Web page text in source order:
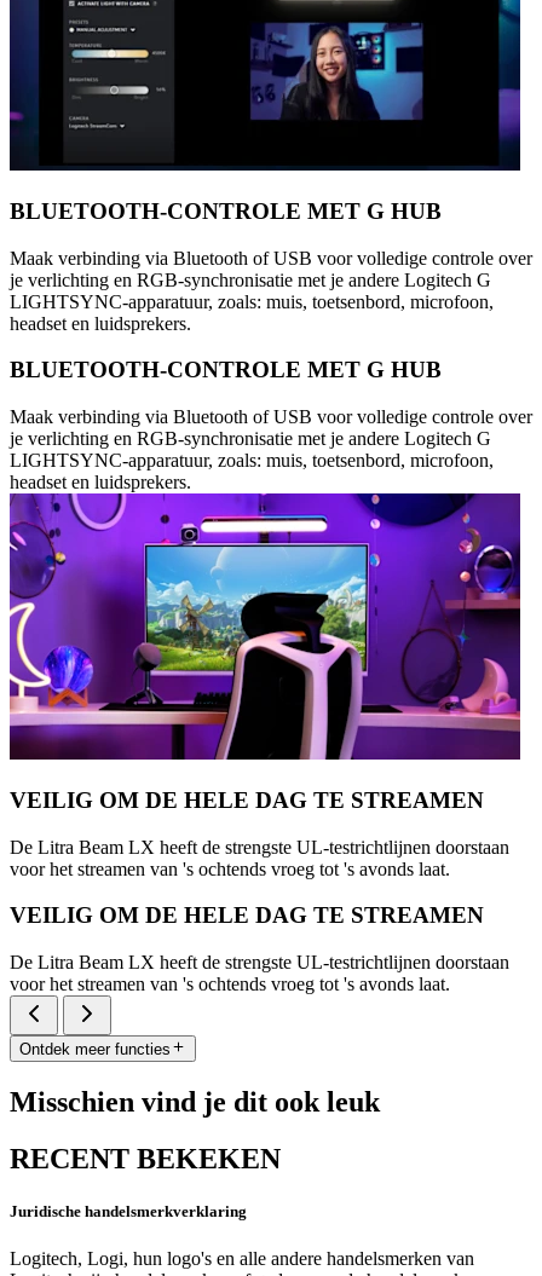
BLUETOOTH-CONTROLE MET G HUB
Maak verbinding via Bluetooth of USB voor volledige controle over
je verlichting en RGB-synchronisatie met je andere Logitech G
LIGHTSYNC-apparatuur, zoals: muis, toetsenbord, microfoon,
headset en luidsprekers.
BLUETOOTH-CONTROLE MET G HUB
Maak verbinding via Bluetooth of USB voor volledige controle over
je verlichting en RGB-synchronisatie met je andere Logitech G
LIGHTSYNC-apparatuur, zoals: muis, toetsenbord, microfoon,
headset en luidsprekers.
VEILIG OM DE HELE DAG TE STREAMEN
De Litra Beam LX heeft de strengste UL-testrichtlijnen doorstaan
voor het streamen van 's ochtends vroeg tot 's avonds laat.
VEILIG OM DE HELE DAG TE STREAMEN
De Litra Beam LX heeft de strengste UL-testrichtlijnen doorstaan
voor het streamen van 's ochtends vroeg tot 's avonds laat.
Ontdek meer functies
Misschien vind je dit ook leuk
RECENT BEKEKEN
Juridische handelsmerkverklaring
Logitech, Logi, hun logo's en alle andere handelsmerken van